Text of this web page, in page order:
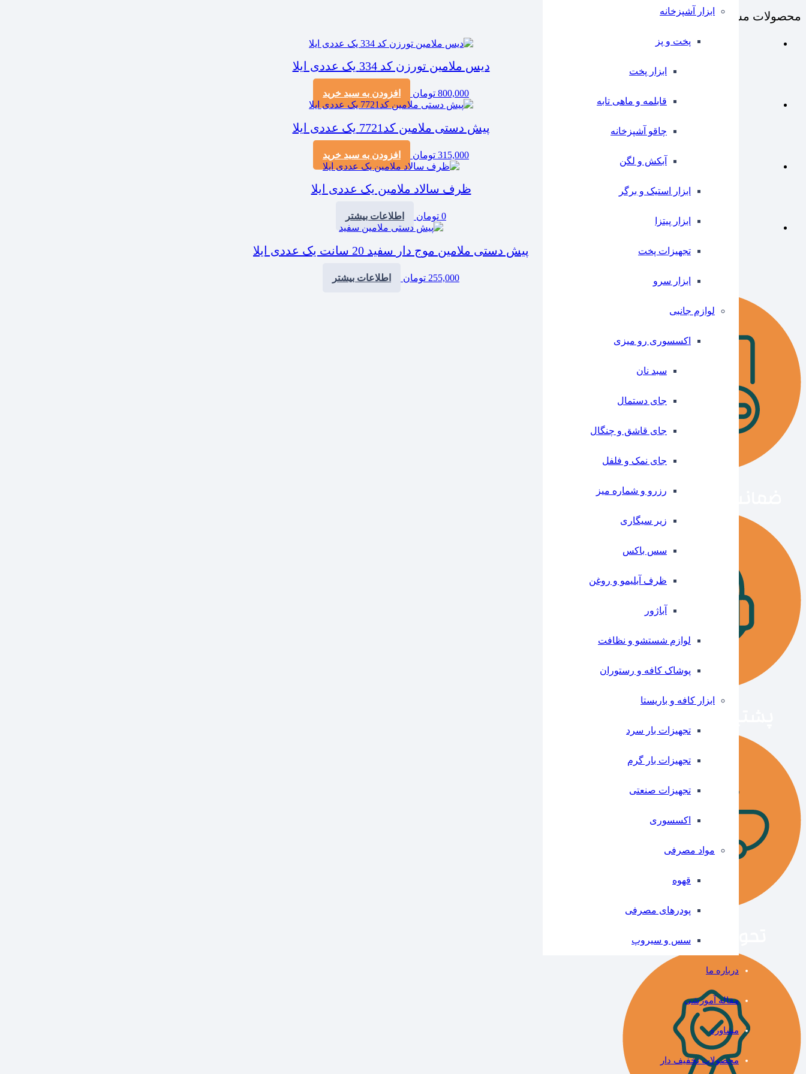
ابزار آشپزخانه
پخت و پز
ابزار پخت
قابلمه و ماهی تابه
چاقو آشپزخانه
آبکش و لگن
ابزار استیک و برگر
ابزار پیتزا
تجهیزات پخت
ابزار سرو
لوازم جانبی
اکسسوری رو میزی
سبد نان
جای دستمال
جای قاشق و چنگال
جای نمک و فلفل
رزرو و شماره میز
زیر سیگاری
سس باکس
ظرف آبلیمو و روغن
آباژور
لوازم شستشو و نظافت
پوشاک کافه و رستوران
ابزار کافه و باریستا
تجهیزات بار سرد
تجهیزات بار گرم
تجهیزات صنعتی
اکسسوری
مواد مصرفی
قهوه
پودرهای مصرفی
سس و سیروپ
درباره ما
مقاله آموزشی
مشاوره
محصولات تخفیف دار
محصولات مشابه
دیس ملامین تورزن کد 334 یک عددی ایلا
800,000 تومان افزودن به سبد خرید
پیش دستی ملامین کد7721 یک عددی ایلا
315,000 تومان افزودن به سبد خرید
ظرف سالاد ملامین یک عددی ایلا
0 تومان اطلاعات بیشتر
پیش دستی ملامین موج دار سفید 20 سانت یک عددی ایلا
255,000 تومان اطلاعات بیشتر